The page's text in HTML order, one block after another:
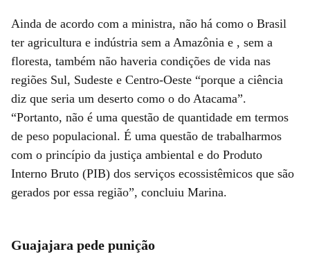
Ainda de acordo com a ministra, não há como o Brasil
ter agricultura e indústria sem a Amazônia e , sem a
floresta, também não haveria condições de vida nas
regiões Sul, Sudeste e Centro-Oeste “porque a ciência
diz que seria um deserto como o do Atacama”.
“Portanto, não é uma questão de quantidade em termos
de peso populacional. É uma questão de trabalharmos
com o princípio da justiça ambiental e do Produto
Interno Bruto (PIB) dos serviços ecossistêmicos que são
gerados por essa região”, concluiu Marina.
Guajajara pede punição